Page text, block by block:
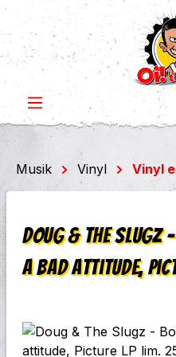
Zum Hauptinhalt springen
Musik Vinyl Vinyl
Doug & The
a bad attitude,
Bildergalerie